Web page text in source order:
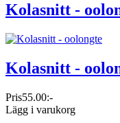
Kolasnitt -
Kolasnitt -
Pris55.00:-
Lägg i varukorg